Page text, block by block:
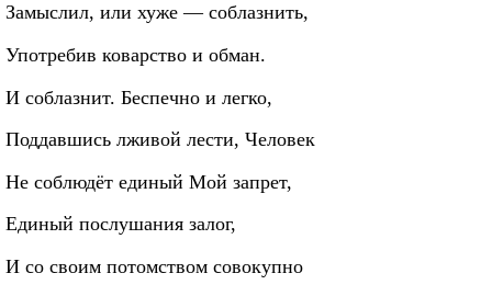
Замыслил, или хуже — соблазнить,
Употребив коварство и обман.
И соблазнит. Беспечно и легко,
Поддавшись лживой лести, Человек
Не соблюдёт единый Мой запрет,
Единый послушания залог,
И со своим потомством совокупно